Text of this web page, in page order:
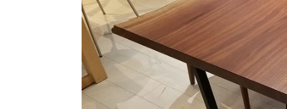
樹種紹介
コーディネート集
メンテナンス方法